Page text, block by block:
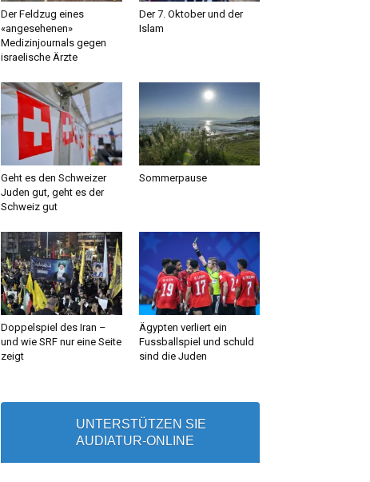
Der Feldzug eines
«angesehenen»
Medizinjournals gegen
israelische Ärzte
Der 7. Oktober und der
Islam
Geht es den Schweizer
Juden gut, geht es der
Schweiz gut
Sommerpause
Doppelspiel des Iran –
und wie SRF nur eine Seite
zeigt
Ägypten verliert ein
Fussballspiel und schuld
sind die Juden
UNTERSTÜTZEN SIE
AUDIATUR-ONLINE